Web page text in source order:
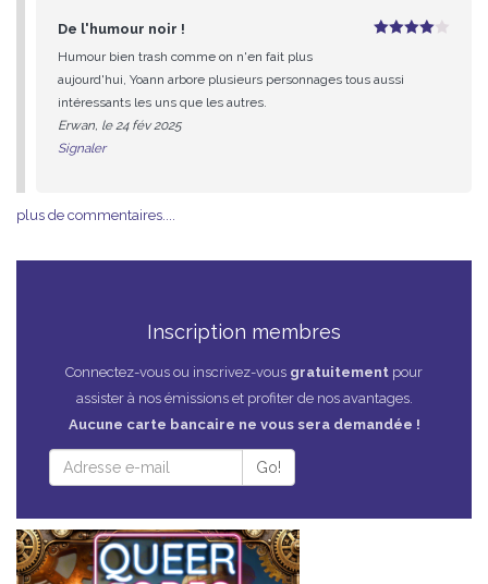
De l'humour noir !
Humour bien trash comme on n'en fait plus
aujourd'hui, Yoann arbore plusieurs personnages tous aussi
intéressants les uns que les autres.
Erwan, le 24 fév 2025
Signaler
plus de commentaires....
Inscription membres
Connectez-vous ou inscrivez-vous gratuitement pour
assister à nos émissions et profiter de nos avantages.
Aucune carte bancaire ne vous sera demandée !
Go!